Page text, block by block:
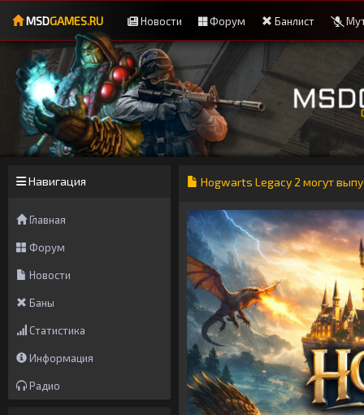
MSDGAMES.RU Новости Форум Банлист
Навигация
Главная
Форум
Новости
Баны
Статистика
Информация
Радио
Hogwarts Legacy 2 могут